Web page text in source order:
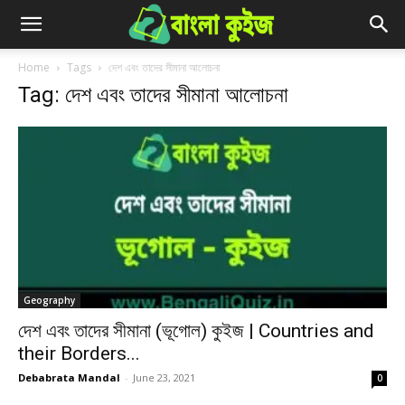
Home Tags দেশ এবং তাদের সীমানা আলোচনা
Tag: দেশ এবং তাদের সীমানা আলোচনা
Geography
দেশ এবং তাদের সীমানা (ভূগোল) কুইজ | Countries and
their Borders...
Debabrata Mandal - June 23, 2021 0